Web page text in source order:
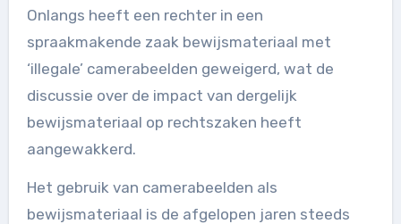
Onlangs heeft een rechter in een
spraakmakende zaak bewijsmateriaal met
‘illegale’ camerabeelden geweigerd, wat de
discussie over de impact van dergelijk
bewijsmateriaal op rechtszaken heeft
aangewakkerd.
Het gebruik van camerabeelden als
bewijsmateriaal is de afgelopen jaren steeds